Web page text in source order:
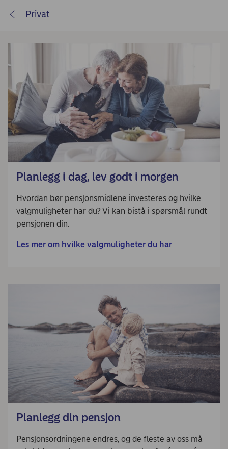
Privat
Planlegg i dag, lev godt i morgen
Hvordan bør pensjonsmidlene investeres og hvilke
valgmuligheter har du? Vi kan bistå i spørsmål rundt
pensjonen din.
Les mer om hvilke valgmuligheter du har
Planlegg din pensjon
Pensjonsordningene endres, og de fleste av oss må